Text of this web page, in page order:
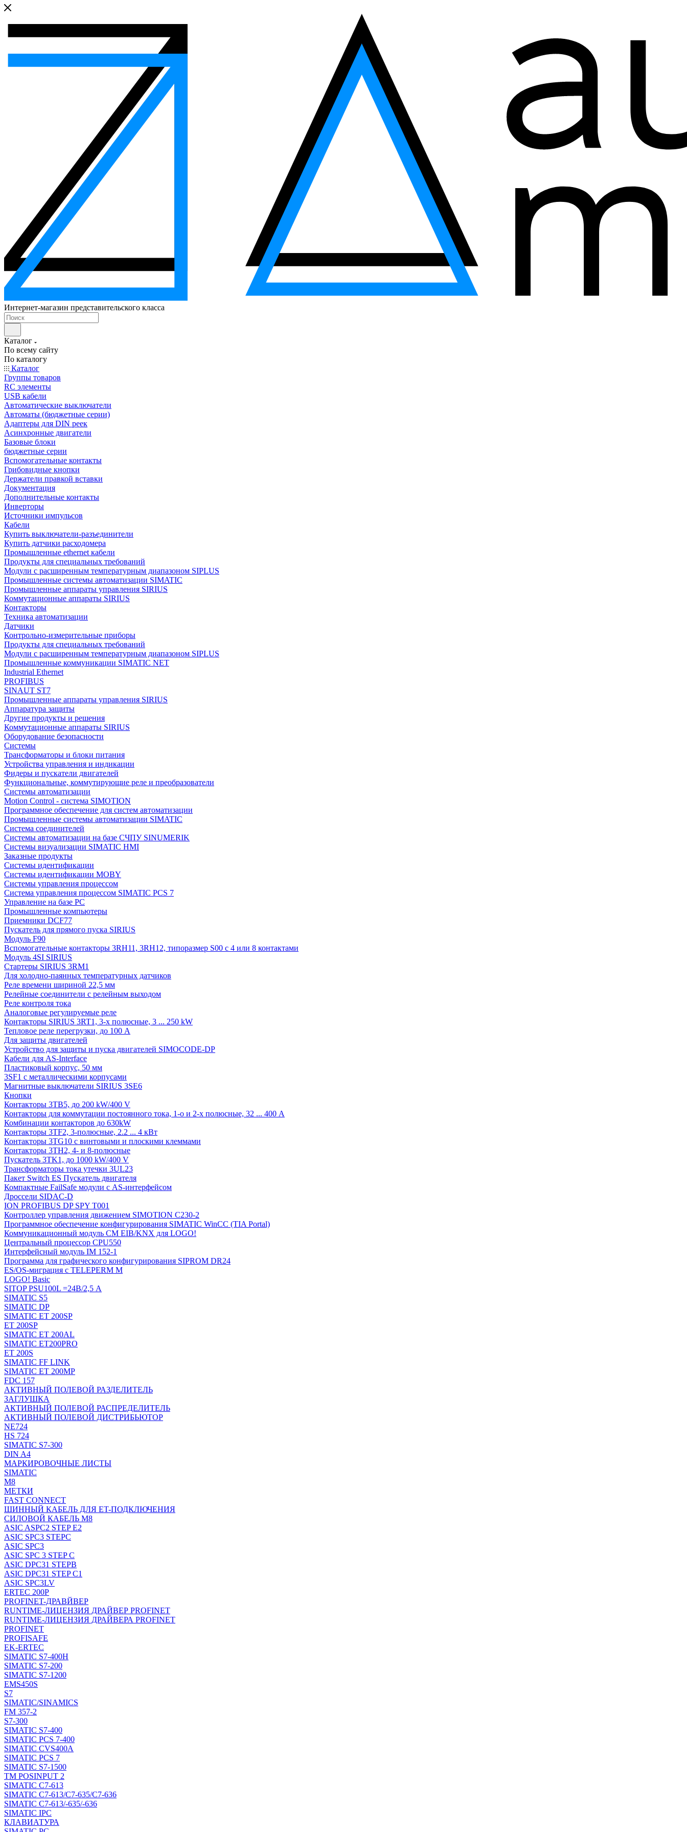
Интернет-магазин представительского класса
Каталог
По всему сайту
По каталогу
Каталог
Группы товаров
RC элементы
USB кабели
Автоматические выключатели
Автоматы (бюджетные серии)
Адаптеры для DIN реек
Асинхронные двигатели
Базовые блоки
бюджетные серии
Вспомогательные контакты
Грибовидные кнопки
Держатели правкой вставки
Документация
Дополнительные контакты
Инверторы
Источники импульсов
Кабели
Купить выключатели-разъединители
Купить датчики расходомера
Промышленные ethernet кабели
Продукты для специальных требований
Модули с расширенным температурным диапазоном SIPLUS
Промышленные системы автоматизации SIMATIC
Промышленные аппараты управления SIRIUS
Коммутационные аппараты SIRIUS
Контакторы
Техника автоматизации
Датчики
Контрольно-измерительные приборы
Продукты для специальных требований
Модули с расширенным температурным диапазоном SIPLUS
Промышленные коммуникации SIMATIC NET
Industrial Ethernet
PROFIBUS
SINAUT ST7
Промышленные аппараты управления SIRIUS
Аппаратура защиты
Другие продукты и решения
Коммутационные аппараты SIRIUS
Оборудование безопасности
Системы
Трансформаторы и блоки питания
Устройства управления и индикации
Фидеры и пускатели двигателей
Функциональные, коммутирующие реле и преобразователи
Системы автоматизации
Motion Control - система SIMOTION
Программное обеспечение для систем автоматизации
Промышленные системы автоматизации SIMATIC
Система соединителей
Системы автоматизации на базе СЧПУ SINUMERIK
Системы визуализации SIMATIC HMI
Заказные продукты
Системы идентификации
Системы идентификации MOBY
Системы управления процессом
Система управления процессом SIMATIC PCS 7
Управление на базе РС
Промышленные компьютеры
Приемники DCF77
Пускатель для прямого пуска SIRIUS
Модуль F90
Вспомогательные контакторы 3RH11, 3RH12, типоразмер S00 с 4 или 8 контактами
Модуль 4SI SIRIUS
Стартеры SIRIUS 3RM1
Для холодно-паянных температурных датчиков
Реле времени шириной 22,5 мм
Релейные соединители с релейным выходом
Реле контроля тока
Аналоговые регулируемые реле
Контакторы SIRIUS 3RT1, 3-х полюсные, 3 ... 250 kW
Тепловое реле перегрузки, до 100 A
Для защиты двигателей
Устройство для защиты и пуска двигателей SIMOCODE-DP
Кабели для AS-Interface
Пластиковый корпус, 50 мм
3SF1 с металлическими корпусами
Магнитные выключатели SIRIUS 3SE6
Кнопки
Контакторы 3TB5, до 200 kW/400 V
Контакторы для коммутации постоянного тока, 1-о и 2-х полюсные, 32 ... 400 A
Комбинации контакторов до 630kW
Контакторы 3TF2, 3-полюсные, 2.2 ... 4 кВт
Контакторы 3TG10 c винтовыми и плоскими клеммами
Контакторы 3TH2, 4- и 8-полюсные
Пускатель 3TK1, до 1000 kW/400 V
Трансформаторы тока утечки 3UL23
Пакет Switch ES Пускатель двигателя
Компактные FailSafe модули с AS-интерфейсом
Дроссели SIDAC-D
ION PROFIBUS DP SPY T001
Контроллер управления движением SIMOTION C230-2
Программное обеспечение конфигурирования SIMATIC WinCC (TIA Portal)
Коммуникационный модуль CM EIB/KNX для LOGO!
Центральный процессор CPU550
Интерфейсный модуль IM 152-1
Программа для графического конфигурирования SIPROM DR24
ES/OS-миграция с TELEPERM M
LOGO! Basic
SITOP PSU100L =24В/2,5 A
SIMATIC S5
SIMATIC DP
SIMATIC ET 200SP
ET 200SP
SIMATIC ET 200AL
SIMATIC ET200PRO
ET 200S
SIMATIC FF LINK
SIMATIC ET 200MP
FDC 157
АКТИВНЫЙ ПОЛЕВОЙ РАЗДЕЛИТЕЛЬ
ЗАГЛУШКА
АКТИВНЫЙ ПОЛЕВОЙ РАСПРЕДЕЛИТЕЛЬ
АКТИВНЫЙ ПОЛЕВОЙ ДИСТРИБЬЮТОР
NE724
HS 724
SIMATIC S7-300
DIN A4
МАРКИРОВОЧНЫЕ ЛИСТЫ
SIMATIC
M8
МЕТКИ
FAST CONNECT
ШИННЫЙ КАБЕЛЬ ДЛЯ ET-ПОДКЛЮЧЕНИЯ
СИЛОВОЙ КАБЕЛЬ M8
ASIC ASPC2 STEP E2
ASIC SPC3 STEPC
ASIC SPC3
ASIC SPC 3 STEP C
ASIC DPC31 STEPB
ASIC DPC31 STEP C1
ASIC SPC3LV
ERTEC 200P
PROFINET-ДРАВЙВЕР
RUNTIME-ЛИЦЕНЗИЯ ДРАЙВЕР PROFINET
RUNTIME-ЛИЦЕНЗИЯ ДРАЙВЕРА PROFINET
PROFINET
PROFISAFE
EK-ERTEC
SIMATIC S7-400H
SIMATIC S7-200
SIMATIC S7-1200
EMS450S
S7
SIMATIC/SINAMICS
FM 357-2
S7-300
SIMATIC S7-400
SIMATIC PCS 7-400
SIMATIC CVS400A
SIMATIC PCS 7
SIMATIC S7-1500
TM POSINPUT 2
SIMATIC C7-613
SIMATIC C7-613/C7-635/C7-636
SIMATIC C7-613/-635/-636
SIMATIC IPC
КЛАВИАТУРА